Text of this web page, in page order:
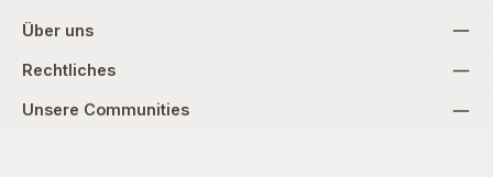
Über uns
Rechtliches
Unsere Communities